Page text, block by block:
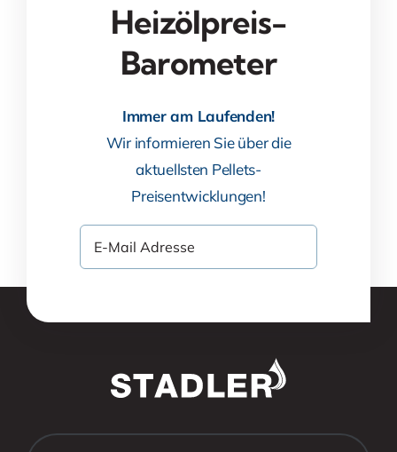
Heizölpreis-
Barometer
Immer am Laufenden!
Wir informieren Sie über die
aktuellsten Pellets-
Preisentwicklungen!